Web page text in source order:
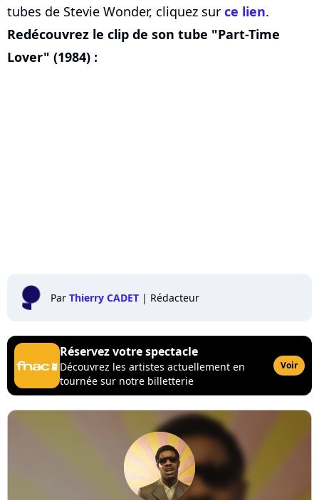
tubes de Stevie Wonder, cliquez sur ce lien.
Redécouvrez le clip de son tube "Part-Time
Lover" (1984) :
Par Thierry CADET | Rédacteur
Réservez votre spectacle
Découvrez les artistes actuellement en
tournée sur notre billetterie
Voir